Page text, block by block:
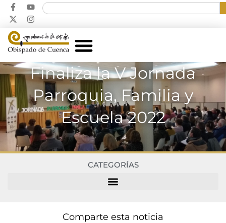
Finaliza la V Jornada
Parroquia, Familia y
Escuela 2022
CATEGORÍAS
Comparte esta noticia